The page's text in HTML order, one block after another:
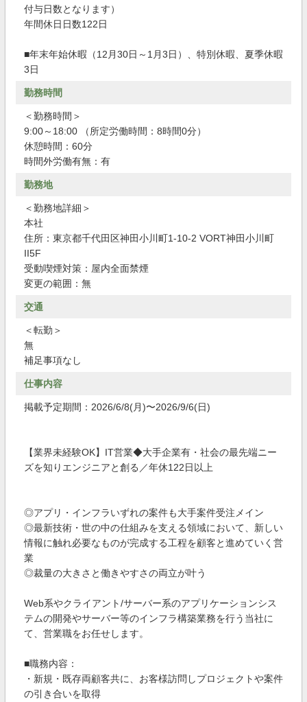
付与日数となります）
年間休日日数122日
■年末年始休暇（12月30日～1月3日）、特別休暇、夏季休暇
3日
勤務時間
＜勤務時間＞
9:00～18:00 （所定労働時間：8時間0分）
休憩時間：60分
時間外労働有無：有
勤務地
＜勤務地詳細＞
本社
住所：東京都千代田区神田小川町1-10-2 VORT神田小川町
II5F
受動喫煙対策：屋内全面禁煙
変更の範囲：無
交通
＜転勤＞
無
補足事項なし
仕事内容
掲載予定期間：2026/6/8(月)〜2026/9/6(日)
【業界未経験OK】IT営業◆大手企業有・社会の最先端ニー
ズを知りエンジニアと創る／年休122日以上
◎アプリ・インフラいずれの案件も大手案件受注メイン
◎最新技術・世の中の仕組みを支える領域において、新しい
情報に触れ必要なものが完成する工程を顧客と進めていく営
業
◎裁量の大きさと働きやすさの両立が叶う
Web系やクライアント/サーバー系のアプリケーションシス
テムの開発やサーバー等のインフラ構築業務を行う当社に
て、営業職をお任せします。
■職務内容：
・新規・既存両顧客共に、お客様訪問しプロジェクトや案件
の引き合いを取得